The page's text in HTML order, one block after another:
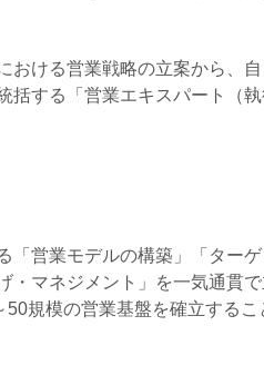
おける営業戦略の立案から、
括する「営業エキスパート（
「営業モデルの構築」「ター
・マネジメント」を一気通貫
50規模の営業基盤を確立するこ